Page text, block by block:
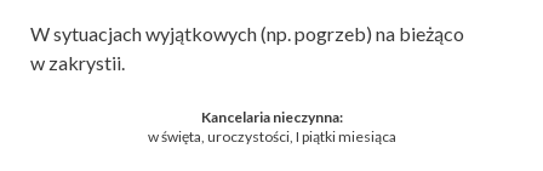
W sytuacjach wyjątkowych (np. pogrzeb) na bieżąco
w zakrystii.
Kancelaria nieczynna:
w święta, uroczystości, I piątki miesiąca